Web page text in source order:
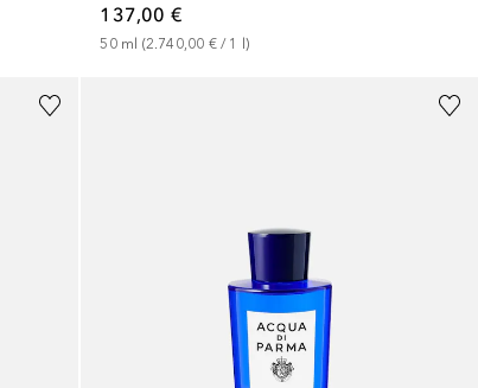
137,00 €
50 ml (2.740,00 € / 1 l)
2Größen